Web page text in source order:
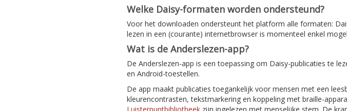
Welke Daisy-formaten worden ondersteund?
Voor het downloaden ondersteunt het platform alle formaten:
lezen in een (courante) internetbrowser is momenteel enkel
Wat is de Anderslezen-app?
De Anderslezen-app is een toepassing om Daisy-publicaties te
en Android-toestellen.
De app maakt publicaties toegankelijk voor mensen met een
kleurencontrasten, tekstmarkering en koppeling met braille-
Luisterpuntbibliotheek zijn ingelezen met menselijke stem. De